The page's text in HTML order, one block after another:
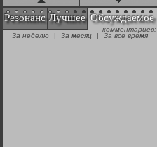
"Аркадий Коц" на
эгалите-фесте "Не
Резонанс Лучшее Обсуждаемое
комментариев:
За неделю
| За месяц | За все время